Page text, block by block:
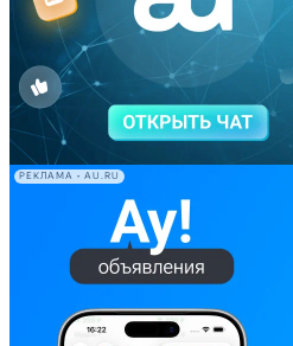
РЕКЛАМА • AU.RU